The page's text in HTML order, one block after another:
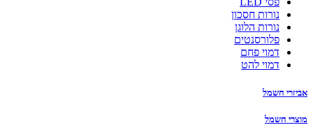
נורות חסכון
נורות הלוגן
פלורסנטים
דמוי פחם
דמוי להט
אביזרי חשמל
מוצרי חשמל